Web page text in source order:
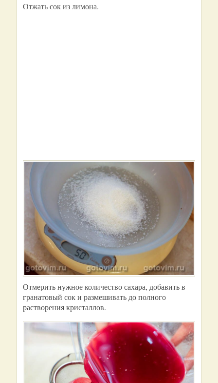
Отжать сок из лимона.
Отмерить нужное количество сахара, добавить в
гранатовый сок и размешивать до полного
растворения кристаллов.